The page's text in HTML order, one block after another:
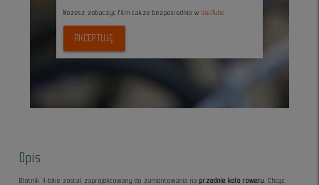
Możesz zobaczyc film także bezpośrednio w YouTube
AKCEPTUJĘ
Opis
Błotnik 4-bike został zaprojektowany do zamontowania naprzednie koło roweru
. Chcąc